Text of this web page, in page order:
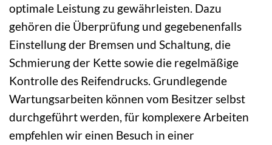
optimale Leistung zu gewährleisten. Dazu
gehören die Überprüfung und gegebenenfalls
Einstellung der Bremsen und Schaltung, die
Schmierung der Kette sowie die regelmäßige
Kontrolle des Reifendrucks. Grundlegende
Wartungsarbeiten können vom Besitzer selbst
durchgeführt werden, für komplexere Arbeiten
empfehlen wir einen Besuch in einer